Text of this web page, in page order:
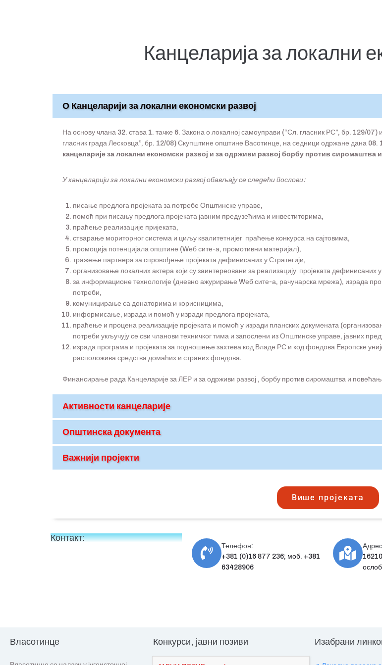
Канцеларија за локални
О Канцеларији за локални економски развој
На основу члана 32. става 1. тачке 6. Закона о локалној самоуправи (“Сл. гласник РС”, бр. 129/
гласник града Лесковца”, бр. 12/08) Скупштине општине Васотинце, на седници одржане дана 08.
канцеларије за локални економски развој и за одрживи развој борбу против сиромаштва
У канцеларији за локални економски развој обављају се следећи послови:
писање предлога пројеката за потребе Општинске управе,
помоћ при писању предлога пројеката јавним предузећима и инвеститорима,
праћење реализације пријеката,
стварање мориторног система и циљу квалитетнијег праћење конкурса на сајтовима,
промоција потенцијала општине (Wеб сите-а, промотивни материјал),
тражење партнера за спровођење пројеката дефинисаних у Стратегији,
организовање локалних актера који су заинтереовани за реализацију пројеката
за информационе технологије (дневно ажурирање Wеб сите-а, рачунарска мрежа), израда
потреби,
комуницирање са донаторима и корисницима,
информисање, израда и помоћ у изради предлога пројеката,
праћење и процена реализације пројеката и помоћ у изради планских докумената
потреби укључују се сви чланови техничког тима и запослени из Општинске управе, јавних
израда програма и пројеката за подношење захтева код Владе РС и код фондова Европске
расположива средства домаћих и страних фондова.
Финансирање рада Канцеларије за ЛЕР и за одрживи развој , борбу против сиромаштва и
Активности канцеларије
Општинска документа
Важнији пројекти
Више пројеката
Контакт:
Телефон:
+381 (0)16 877 236; моб. +381
63428906
Власотинце Конкурси, јавни позиви Изабрани